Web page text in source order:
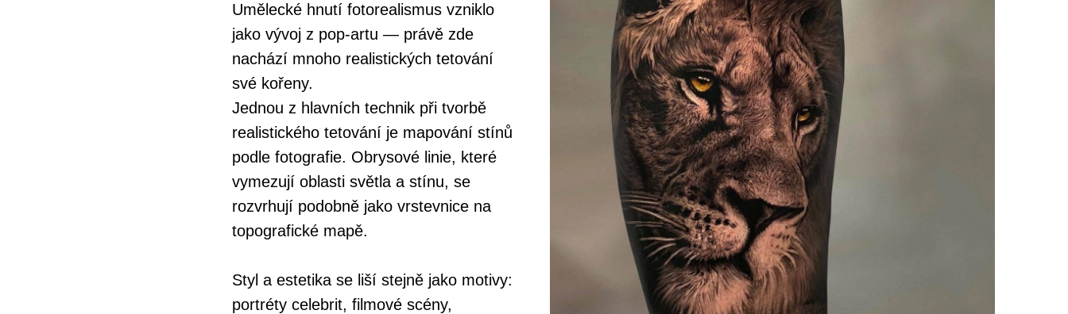
Umělecké hnutí fotorealismus vzniklo
jako vývoj z pop-artu — právě zde
nachází mnoho realistických tetování
své kořeny.
Jednou z hlavních technik při tvorbě
realistického tetování je mapování stínů
podle fotografie. Obrysové linie, které
vymezují oblasti světla a stínu, se
rozvrhují podobně jako vrstevnice na
topografické mapě.
Styl a estetika se liší stejně jako motivy:
portréty celebrit, filmové scény,